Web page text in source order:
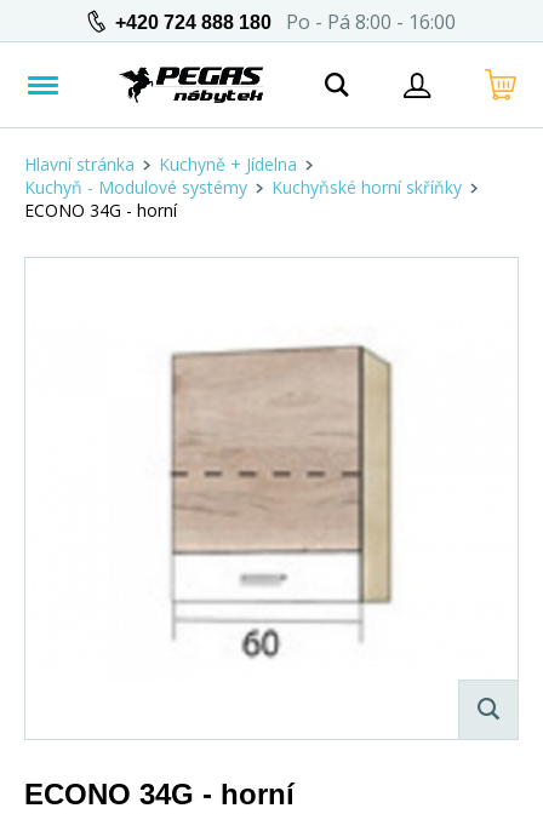
+420 724 888 180 Po - Pá 8:00 - 16:00
Hlavní stránka
Kuchyně + Jídelna
Kuchyň - Modulové systémy
Kuchyňské horní skříňky
ECONO 34G - horní
ECONO 34G - horní